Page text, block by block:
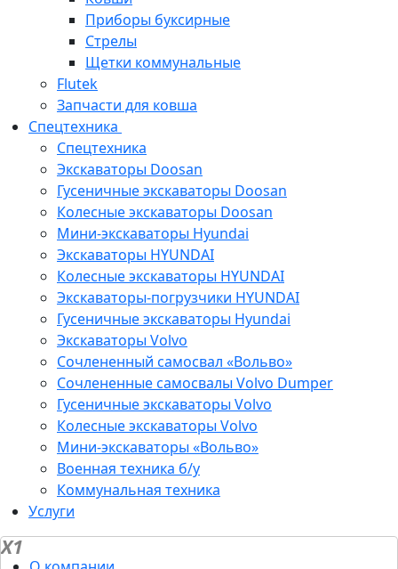
Приборы буксирные
Стрелы
Щетки коммунальные
Flutek
Запчасти для ковша
Спецтехника
Спецтехника
Экскаваторы Doosan
Гусеничные экскаваторы Doosan
Колесные экскаваторы Doosan
Мини-экскаваторы Hyundai
Экскаваторы HYUNDAI
Колесные экскаваторы HYUNDAI
Экскаваторы-погрузчики HYUNDAI
Гусеничные экскаваторы Hyundai
Экскаваторы Volvo
Сочлененный самосвал «Вольво»
Сочлененные самосвалы Volvo Dumper
Гусеничные экскаваторы Volvo
Колесные экскаваторы Volvo
Мини-экскаваторы «Вольво»
Военная техника б/у
Коммунальная техника
Услуги
X1